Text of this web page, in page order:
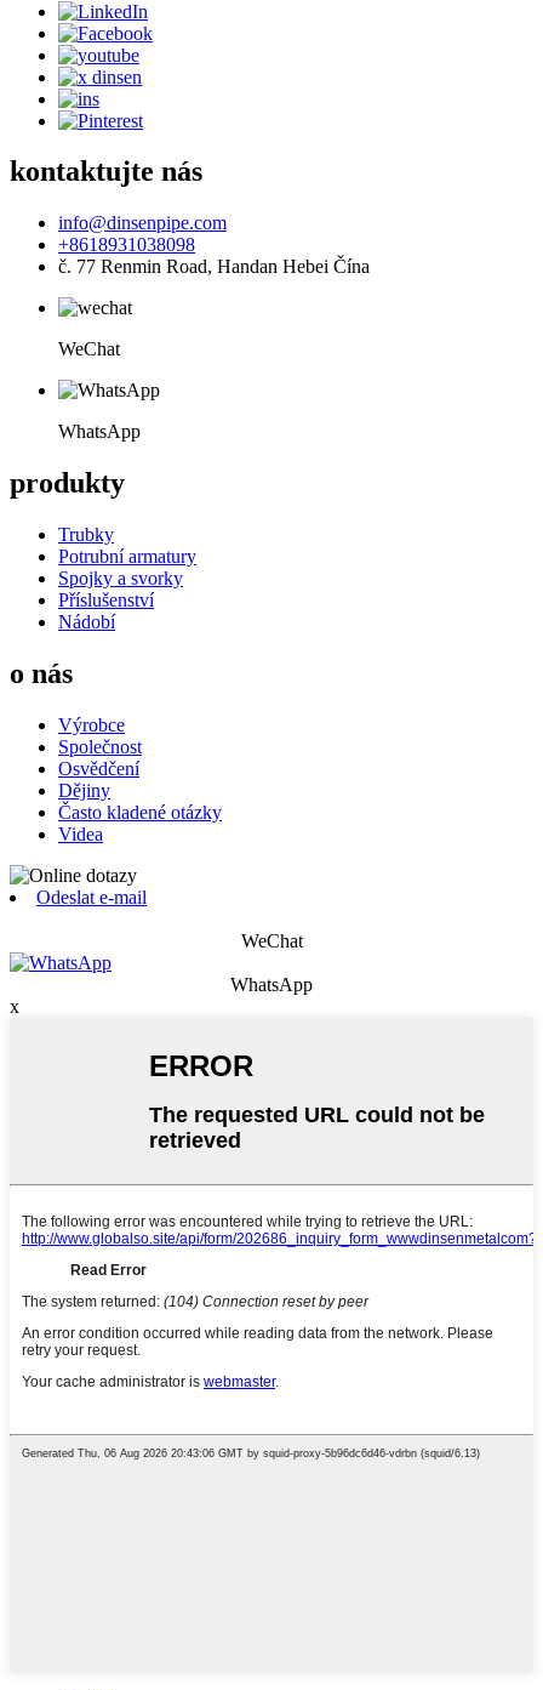
kontaktujte nás
info@dinsenpipe.com
+8618931038098
č. 77 Renmin Road, Handan Hebei Čína
WeChat
WhatsApp
produkty
Trubky
Potrubní armatury
Spojky a svorky
Příslušenství
Nádobí
o nás
Výrobce
Společnost
Osvědčení
Dějiny
Často kladené otázky
Videa
Odeslat e-mail
WeChat
WhatsApp
x